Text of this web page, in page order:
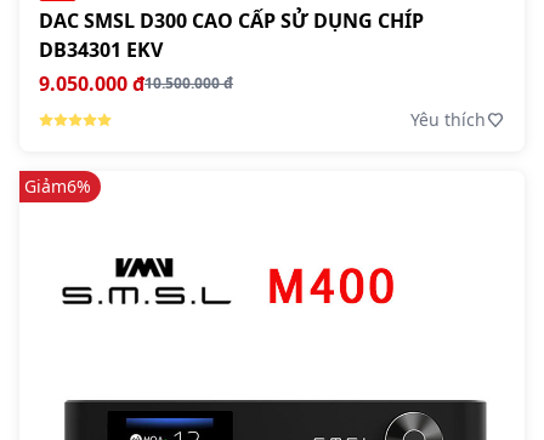
DAC SMSL D300 CAO CẤP SỬ DỤNG CHÍP
DB34301 EKV
9.050.000 đ10.500.000 đ
Yêu thích
Giảm6%